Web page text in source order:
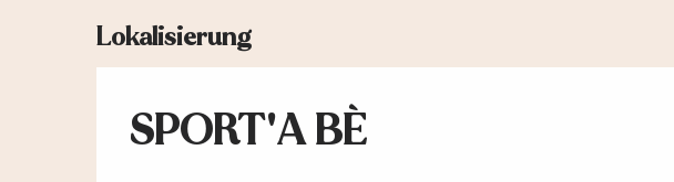
Lokalisierung
SPORT'A BÈ